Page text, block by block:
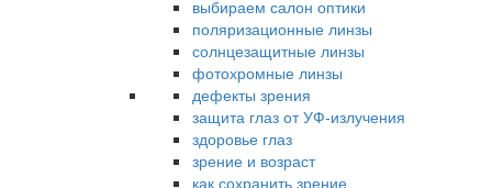
выбираем салон оптики
поляризационные линзы
солнцезащитные линзы
фотохромные линзы
дефекты зрения
защита глаз от УФ-излучения
здоровье глаз
зрение и возраст
как сохранить зрение